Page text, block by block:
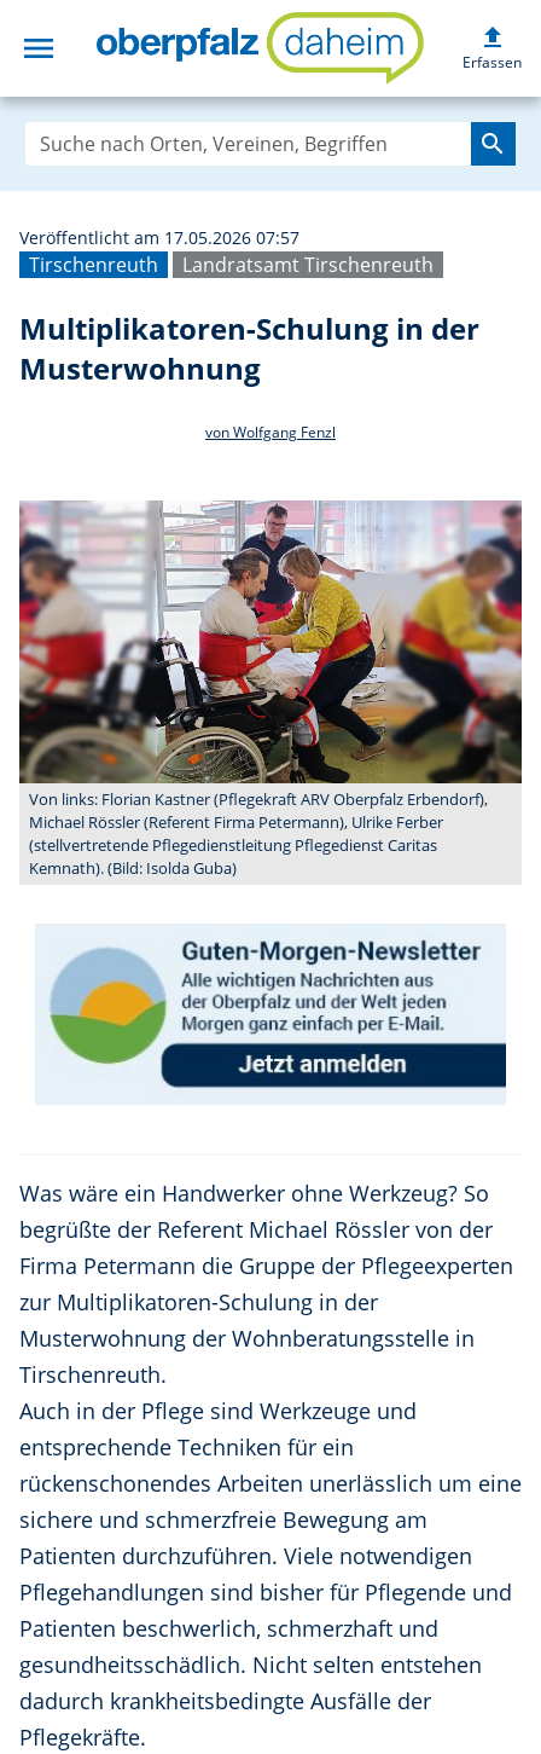
menu Multiplikatoren-
upload
Erfassen
search
Tirschenreuth Landratsamt Tirschenreuth
Veröffentlicht am 17.05.2026 07:57
Multiplikatoren-Schulung in der
Musterwohnung
von Wolfgang Fenzl
Von links: Florian Kastner (Pflegekraft ARV Oberpfalz Erbendorf),
Michael Rössler (Referent Firma Petermann), Ulrike Ferber
(stellvertretende Pflegedienstleitung Pflegedienst Caritas
Kemnath). (Bild: Isolda Guba)
Was wäre ein Handwerker ohne Werkzeug? So
begrüßte der Referent Michael Rössler von der
Firma Petermann die Gruppe der Pflegeexperten
zur Multiplikatoren-Schulung in der
Musterwohnung der Wohnberatungsstelle in
Tirschenreuth.
Auch in der Pflege sind Werkzeuge und
entsprechende Techniken für ein
rückenschonendes Arbeiten unerlässlich um eine
sichere und schmerzfreie Bewegung am
Patienten durchzuführen. Viele notwendigen
Pflegehandlungen sind bisher für Pflegende und
Patienten beschwerlich, schmerzhaft und
gesundheitsschädlich. Nicht selten entstehen
dadurch krankheitsbedingte Ausfälle der
Pflegekräfte.